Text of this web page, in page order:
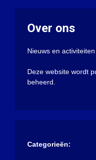
Over ons
Nieuws en
Deze website wordt
beheerd.
Categorieën: